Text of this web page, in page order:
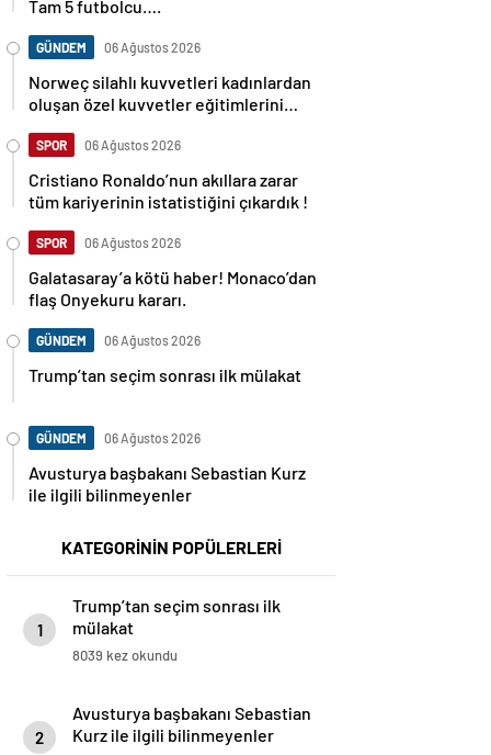
Norweç silahlı kuvvetleri kadınlardan
oluşan özel kuvvetler eğitimlerini
başlattı.
Cristiano Ronaldo’nun akıllara zarar
tüm kariyerinin istatistiğini çıkardık !
Galatasaray’a kötü haber! Monaco’dan
flaş Onyekuru kararı.
Trump’tan seçim sonrası ilk mülakat
Avusturya başbakanı Sebastian Kurz
ile ilgili bilinmeyenler
1
mülakat
8039 kez okundu
2
Kurz ile ilgili bilinmeyenler
5048 kez okundu